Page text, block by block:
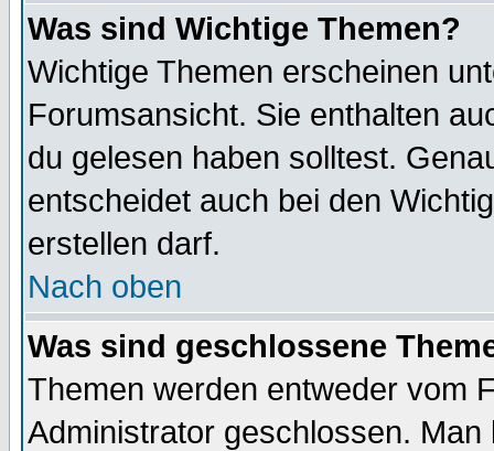
Was sind Wichtige Themen?
Wichtige Themen erscheinen
Forumsansicht. Sie enthalten
du gelesen haben solltest.
entscheidet auch bei den
erstellen darf.
Nach oben
Was sind geschlossene
Themen werden entweder vom
Administrator geschlossen.